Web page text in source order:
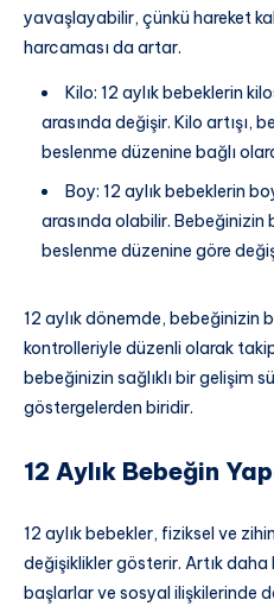
yavaşlayabilir, çünkü hareket
harcaması da artar.
Kilo: 12 aylık bebeklerin
arasında değişir. Kilo artışı,
beslenme düzenine bağlı
Boy: 12 aylık bebeklerin
arasında olabilir.
beslenme düzenine göre
12 aylık dönemde, bebeğinizin
kontrolleriyle düzenli olarak
bebeğinizin sağlıklı bir gelişim
göstergelerden biridir.
12 Aylık Bebeğin
12 aylık bebekler, fiziksel ve
değişiklikler gösterir. Artık daha
başlarlar ve sosyal ilişkilerinde